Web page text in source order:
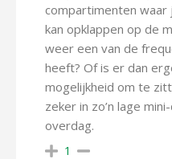
compartimenten
kan opklappen op de
weer een van de
heeft? Of is er dan
mogelijkheid om te
zeker in zo’n lage
overdag.
1